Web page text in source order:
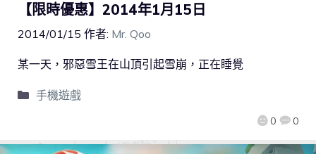
【限時優惠】2014年1月15日
2014/01/15 作者: Mr. Qoo
0 0
某一天，邪惡雪王在山頂引起雪崩，正在睡覺
手機遊戲